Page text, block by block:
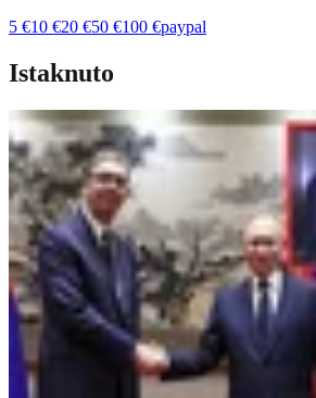
5 €10 €20 €50 €100 €paypal
Istaknuto